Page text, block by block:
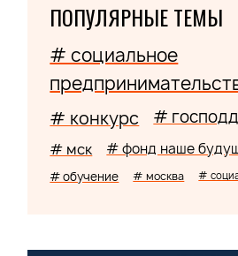
ПОПУЛЯРНЫЕ ТЕМЫ
# социальное
# конкурс #
# мск # фонд наше
# обучение # москва #